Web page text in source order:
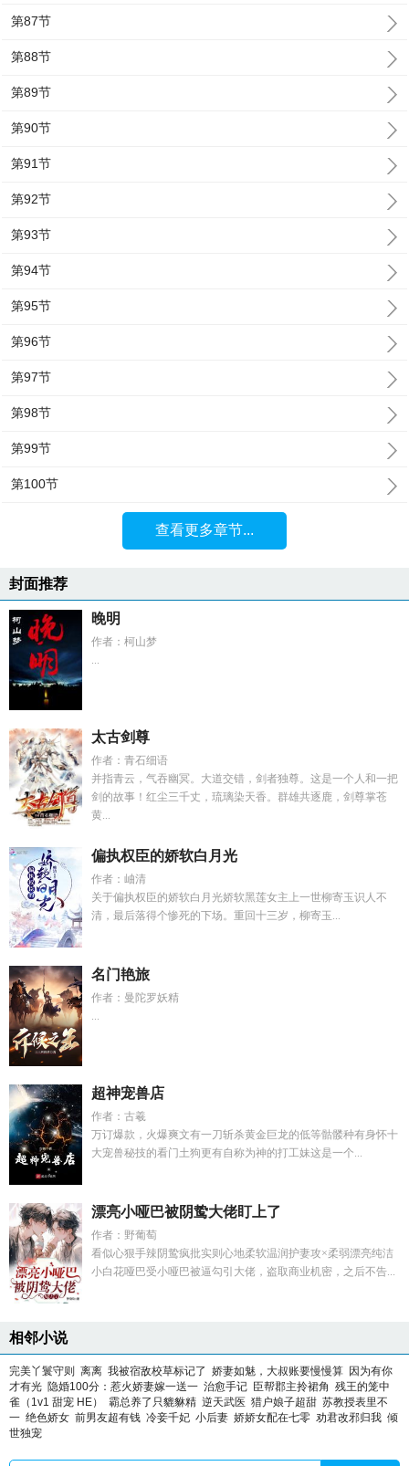
第87节
第88节
第89节
第90节
第91节
第92节
第93节
第94节
第95节
第96节
第97节
第98节
第99节
第100节
查看更多章节...
封面推荐
晚明
作者：柯山梦
...
太古剑尊
作者：青石细语
并指青云，气吞幽冥。大道交错，剑者独尊。这是一个人和一把
剑的故事！红尘三千丈，琉璃染天香。群雄共逐鹿，剑尊掌苍
黄...
偏执权臣的娇软白月光
作者：岫清
关于偏执权臣的娇软白月光娇软黑莲女主上一世柳寄玉识人不
清，最后落得个惨死的下场。重回十三岁，柳寄玉...
名门艳旅
作者：曼陀罗妖精
...
超神宠兽店
作者：古羲
万订爆款，火爆爽文有一刀斩杀黄金巨龙的低等骷髅种有身怀十
大宠兽秘技的看门土狗更有自称为神的打工妹这是一个...
漂亮小哑巴被阴鸷大佬盯上了
作者：野葡萄
看似心狠手辣阴鸷疯批实则心地柔软温润护妻攻×柔弱漂亮纯洁
小白花哑巴受小哑巴被逼勾引大佬，盗取商业机密，之后不告...
相邻小说
完美丫鬟守则 离离 我被宿敌校草标记了 娇妻如魅，大叔账要慢慢算 因为有你
才有光 隐婚100分：惹火娇妻嫁一送一 治愈手记 臣帮郡主拎裙角 残王的笼中
雀（1v1 甜宠 HE）
霸总养了只貔貅精 逆天武医 猎户娘子超甜 苏教授表里不
一 绝色娇女 前男友超有钱 冷妾千妃 小后妻 娇娇女配在七零 劝君改邪归我 倾
世独宠